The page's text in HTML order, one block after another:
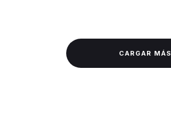
CARGAR MÁS